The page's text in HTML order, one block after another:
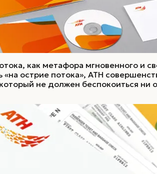
как метафора мгновенного и
острие потока», ATH
не должен беспокоиться ни